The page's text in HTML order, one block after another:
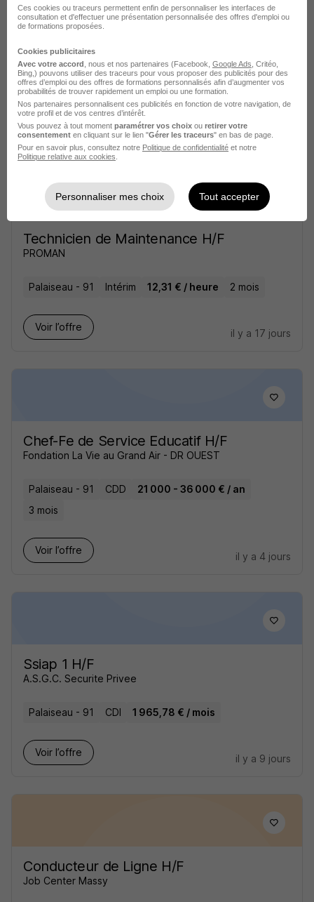
Appel Médical
Palaiseau - 91 CDD 58,78 € / heure 1 jour
Voir l’offre
il y a 15 jours
Technicien de Maintenance H/F
PROMAN
Palaiseau - 91 Intérim 12,31 € / heure 2 mois
Voir l’offre
il y a 17 jours
Chef-Fe de Service Educatif H/F
Fondation La Vie au Grand Air - DR OUEST
Palaiseau - 91 CDD
21 000 - 36 000 € / an
3 mois
Voir l’offre
il y a 4 jours
Ssiap 1 H/F
A.S.G.C. Securite Privee
Palaiseau - 91 CDI 1 965,78 € / mois
Voir l’offre
il y a 9 jours
Conducteur de Ligne H/F
Job Center Massy
Ces cookies ou traceurs permettent enfin de personnaliser les interfaces de
consultation et d'effectuer une présentation personnalisée des offres d'emploi ou
de formations proposées.
Cookies publicitaires
Avec votre accord , nous et nos partenaires (Facebook, Google Ads , Critéo,
Bing,) pouvons utiliser des traceurs pour vous proposer des publicités pour des
offres d’emploi ou des offres de formations personnalisés afin d’augmenter vos
probabilités de trouver rapidement un emploi ou une formation.
Nos partenaires personnalisent ces publicités en fonction de votre navigation, de
votre profil et de vos centres d’intérêt.
Vous pouvez à tout moment paramétrer vos choix ou retirer votre
consentement en cliquant sur le lien "Gérer les traceurs" en bas de page.
Pour en savoir plus, consultez notre Politique de confidentialité et notre
Politique relative aux cookies
Personnaliser mes choix Tout accepter